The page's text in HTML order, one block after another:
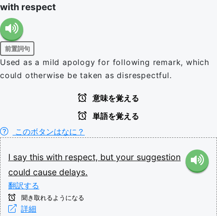
with respect
前置詞句
Used as a mild apology for following remark, which
could otherwise be taken as disrespectful.
意味を覚える
単語を覚える
このボタンはなに？
I say this with respect, but your suggestion
could cause delays.
翻訳する
聞き取れるようになる
詳細